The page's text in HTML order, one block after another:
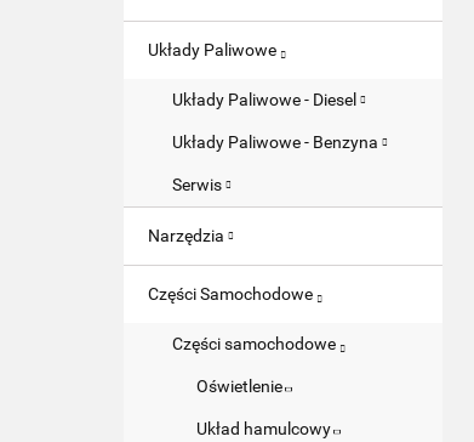
Układy Paliwowe
Układy Paliwowe - Diesel
Układy Paliwowe - Benzyna
Serwis
Narzędzia
Części Samochodowe
Części samochodowe
Oświetlenie
Układ hamulcowy